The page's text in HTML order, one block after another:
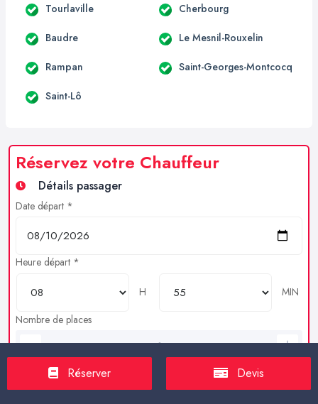
Tourlaville Cherbourg
Baudre Le Mesnil-Rouxelin
Rampan Saint-Georges-Montcocq
Saint-Lô
Réservez votre Chauffeur
Détails passager
Date départ *
Heure départ *
H
MIN
Nombre de places
Bagages en soutes
Réserver Devis